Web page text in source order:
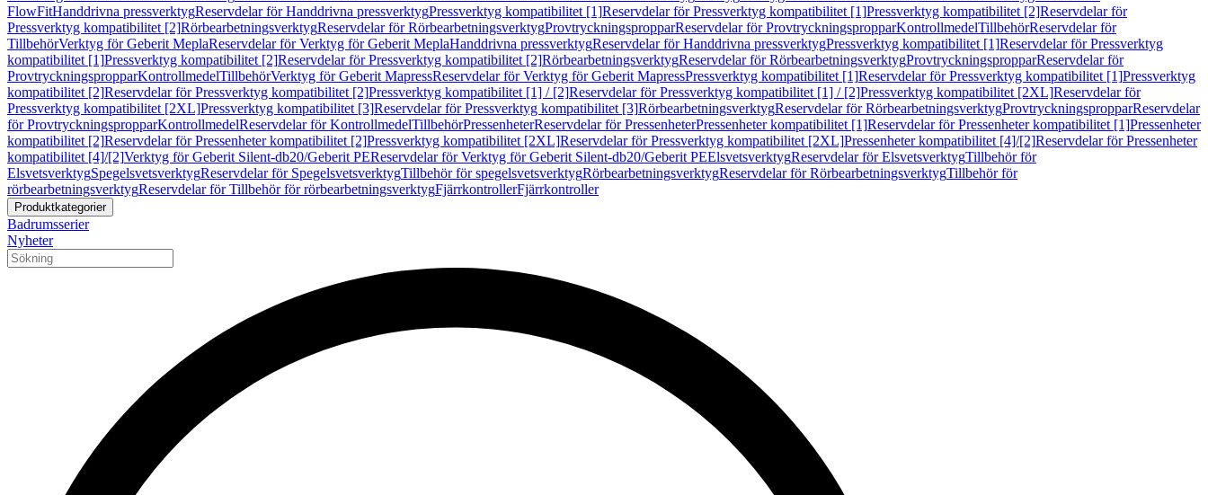
FlowFitHanddrivna pressverktygReservdelar för Handdrivna pressverktygPressverktyg kompatibilitet [1]Reservdelar för Pressverktyg kompatibilitet [1]Pressverktyg kompatibilitet [2]Reservdelar för
Pressverktyg kompatibilitet [2]RörbearbetningsverktygReservdelar för RörbearbetningsverktygProvtryckningspropparReservdelar för ProvtryckningspropparKontrollmedelTillbehörReservdelar för
TillbehörVerktyg för Geberit MeplaReservdelar för Verktyg för Geberit MeplaHanddrivna pressverktygReservdelar för Handdrivna pressverktygPressverktyg kompatibilitet [1]Reservdelar för Pressverktyg
kompatibilitet [1]Pressverktyg kompatibilitet [2]Reservdelar för Pressverktyg kompatibilitet [2]RörbearbetningsverktygReservdelar för RörbearbetningsverktygProvtryckningspropparReservdelar för
ProvtryckningspropparKontrollmedelTillbehörVerktyg för Geberit MapressReservdelar för Verktyg för Geberit MapressPressverktyg kompatibilitet [1]Reservdelar för Pressverktyg kompatibilitet [1]Pressverktyg
kompatibilitet [2]Reservdelar för Pressverktyg kompatibilitet [2]Pressverktyg kompatibilitet [1] / [2]Reservdelar för Pressverktyg kompatibilitet [1] / [2]Pressverktyg kompatibilitet [2XL]Reservdelar för
Pressverktyg kompatibilitet [2XL]Pressverktyg kompatibilitet [3]Reservdelar för Pressverktyg kompatibilitet [3]RörbearbetningsverktygReservdelar för RörbearbetningsverktygProvtryckningspropparReservdelar
för ProvtryckningspropparKontrollmedelReservdelar för KontrollmedelTillbehörPressenheterReservdelar för PressenheterPressenheter kompatibilitet [1]Reservdelar för Pressenheter kompatibilitet [1]Pressenheter
kompatibilitet [2]Reservdelar för Pressenheter kompatibilitet [2]Pressverktyg kompatibilitet [2XL]Reservdelar för Pressverktyg kompatibilitet [2XL]Pressenheter kompatibilitet [4]/[2]Reservdelar för Pressenheter
kompatibilitet [4]/[2]Verktyg för Geberit Silent-db20/Geberit PEReservdelar för Verktyg för Geberit Silent-db20/Geberit PEElsvetsverktygReservdelar för ElsvetsverktygTillbehör för
ElsvetsverktygSpegelsvetsverktygReservdelar för SpegelsvetsverktygTillbehör för spegelsvetsverktygRörbearbetningsverktygReservdelar för RörbearbetningsverktygTillbehör för
rörbearbetningsverktygReservdelar för Tillbehör för rörbearbetningsverktygFjärrkontrollerFjärrkontroller
Produktkategorier
Badrumsserier
Nyheter